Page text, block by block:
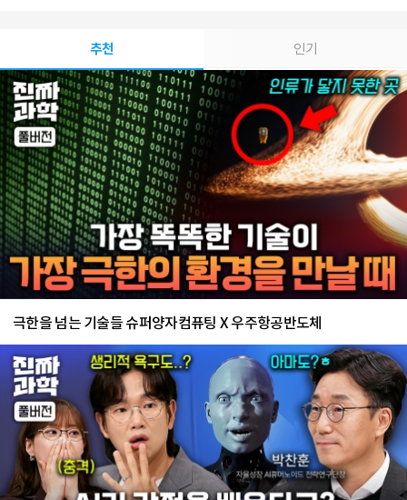
추천 인기
극한을 넘는 기술들 슈퍼양자컴퓨팅 X 우주항공반도체